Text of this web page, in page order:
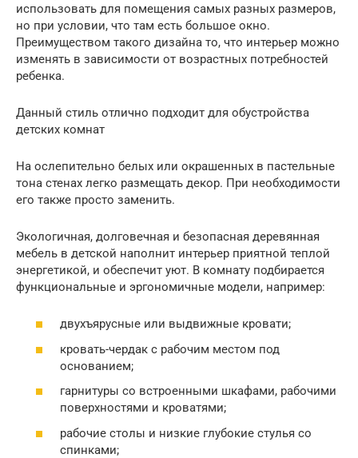
использовать для помещения самых разных размеров,
но при условии, что там есть большое окно.
Преимуществом такого дизайна то, что интерьер можно
изменять в зависимости от возрастных потребностей
ребенка.
Данный стиль отлично подходит для обустройства
детских комнат
На ослепительно белых или окрашенных в пастельные
тона стенах легко размещать декор. При необходимости
его также просто заменить.
Экологичная, долговечная и безопасная деревянная
мебель в детской наполнит интерьер приятной теплой
энергетикой, и обеспечит уют. В комнату подбирается
функциональные и эргономичные модели, например:
двухъярусные или выдвижные кровати;
кровать-чердак с рабочим местом под
основанием;
гарнитуры со встроенными шкафами, рабочими
поверхностями и кроватями;
рабочие столы и низкие глубокие стулья со
спинками;